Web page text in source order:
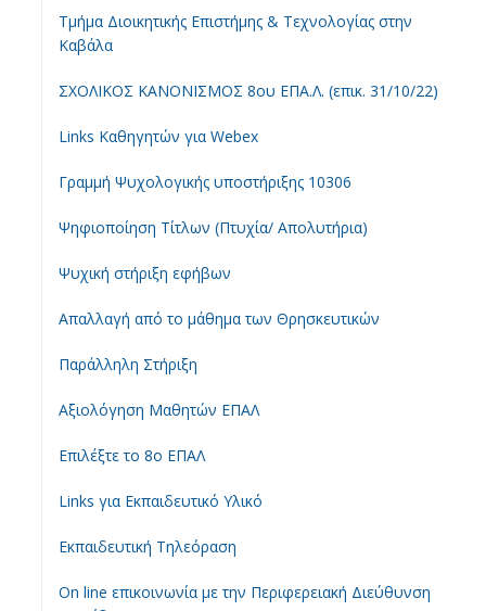
Τμήμα Διοικητικής Επιστήμης & Τεχνολογίας στην
Καβάλα
ΣΧΟΛΙΚΟΣ ΚΑΝΟΝΙΣΜΟΣ 8ου ΕΠΑ.Λ. (επικ. 31/10/22)
Links Καθηγητών για Webex
Γραμμή Ψυχολογικής υποστήριξης 10306
Ψηφιοποίηση Τίτλων (Πτυχία/ Απολυτήρια)
Ψυχική στήριξη εφήβων
Απαλλαγή από το μάθημα των Θρησκευτικών
Παράλληλη Στήριξη
Αξιολόγηση Μαθητών ΕΠΑΛ
Επιλέξτε το 8ο ΕΠΑΛ
Links για Εκπαιδευτικό Υλικό
Εκπαιδευτική Τηλεόραση
On line επικοινωνία με την Περιφερειακή Διεύθυνση